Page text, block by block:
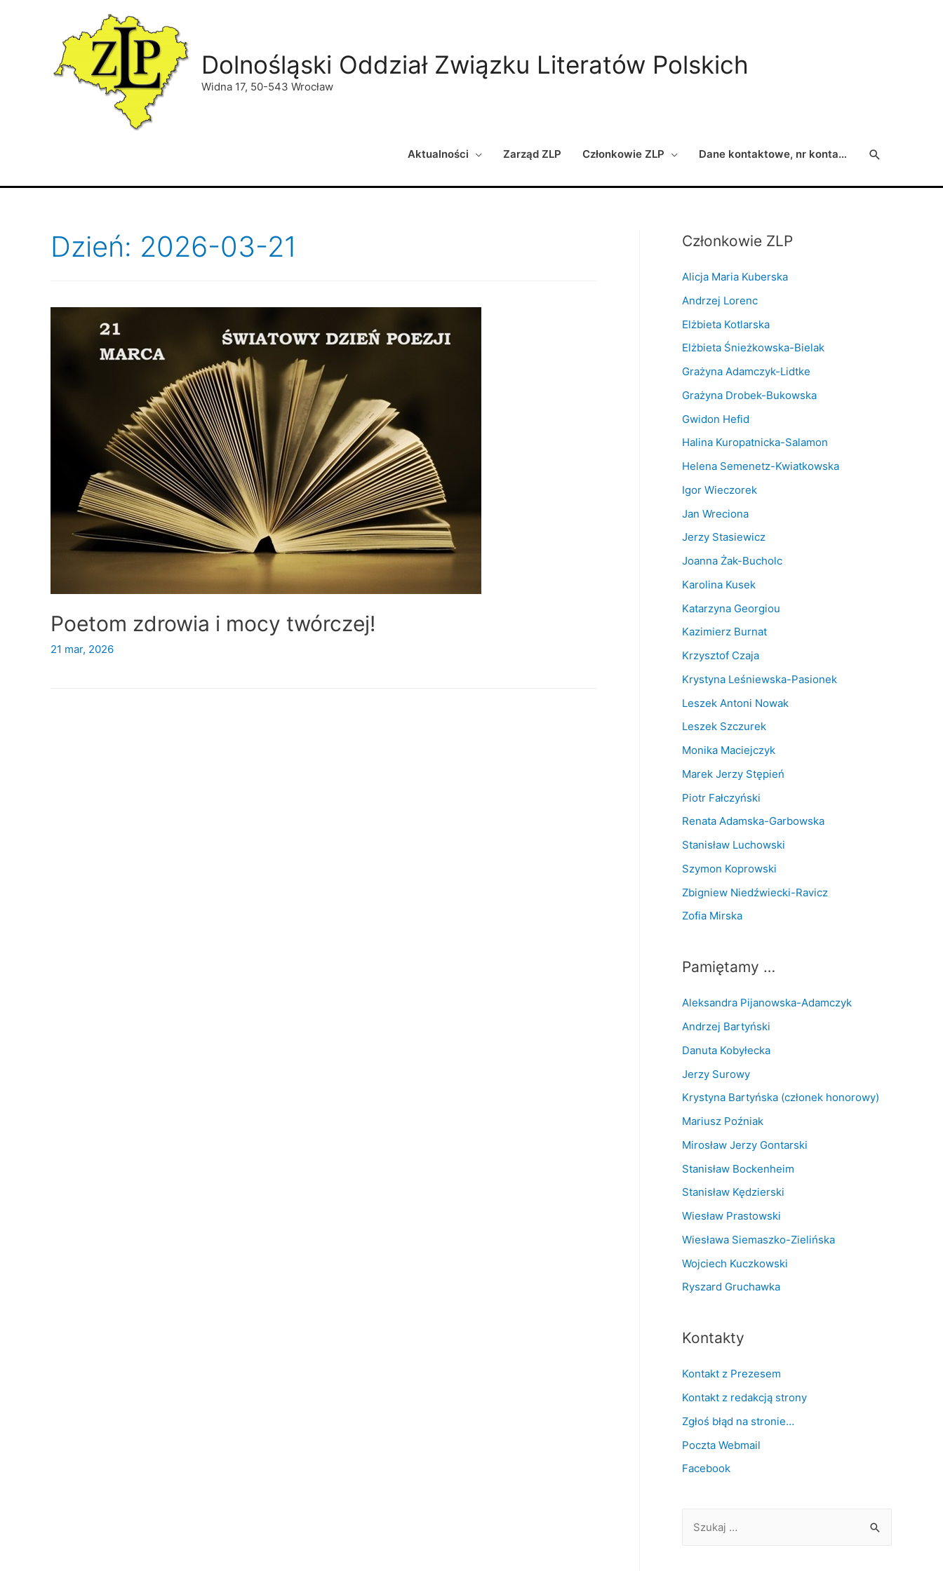
Dolnośląski Oddział Związku Literatów Polskich
Widna 17, 50-543 Wrocław
Aktualności Zarząd ZLP Członkowie ZLP Dane kontaktowe, nr konta… Search
Dzień: 2026-03-21
Poetom zdrowia i mocy twórczej!
21 mar, 2026
Członkowie ZLP
Alicja Maria Kuberska
Andrzej Lorenc
Elżbieta Kotlarska
Elżbieta Śnieżkowska-Bielak
Grażyna Adamczyk-Lidtke
Grażyna Drobek-Bukowska
Gwidon Hefid
Halina Kuropatnicka-Salamon
Helena Semenetz-Kwiatkowska
Igor Wieczorek
Jan Wreciona
Jerzy Stasiewicz
Joanna Żak-Bucholc
Karolina Kusek
Katarzyna Georgiou
Kazimierz Burnat
Krzysztof Czaja
Krystyna Leśniewska-Pasionek
Leszek Antoni Nowak
Leszek Szczurek
Monika Maciejczyk
Marek Jerzy Stępień
Piotr Fałczyński
Renata Adamska-Garbowska
Stanisław Luchowski
Szymon Koprowski
Zbigniew Niedźwiecki-Ravicz
Zofia Mirska
Pamiętamy …
Aleksandra Pijanowska-Adamczyk
Andrzej Bartyński
Danuta Kobyłecka
Jerzy Surowy
Krystyna Bartyńska (członek honorowy)
Mariusz Poźniak
Mirosław Jerzy Gontarski
Stanisław Bockenheim
Stanisław Kędzierski
Wiesław Prastowski
Wiesława Siemaszko-Zielińska
Wojciech Kuczkowski
Ryszard Gruchawka
Kontakty
Kontakt z Prezesem
Kontakt z redakcją strony
Zgłoś błąd na stronie…
Poczta Webmail
Facebook